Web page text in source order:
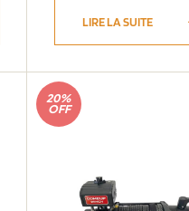
LIRE LA SUITE
20%
OFF